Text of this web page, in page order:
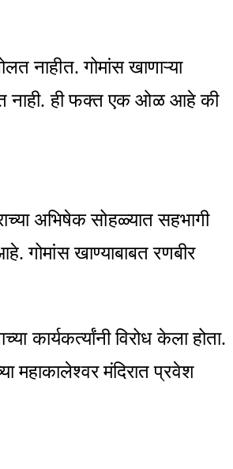
नाहीत. गोमांस खाणाऱ्या
नाही. ही फक्त एक ओळ आहे की
अभिषेक सोहळ्यात सहभागी
गोमांस खाण्याबाबत रणबीर
कार्यकर्त्यांनी विरोध केला होता.
महाकालेश्वर मंदिरात प्रवेश